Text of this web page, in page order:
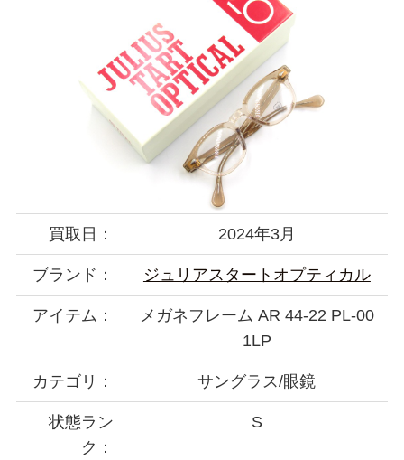
買取日： 2024年3月
ブランド： ジュリアスタートオプティカル
アイテム：
メガネフレーム AR 44-22 PL-00
1LP
カテゴリ： サングラス/眼鏡
状態ラン
ク：
S